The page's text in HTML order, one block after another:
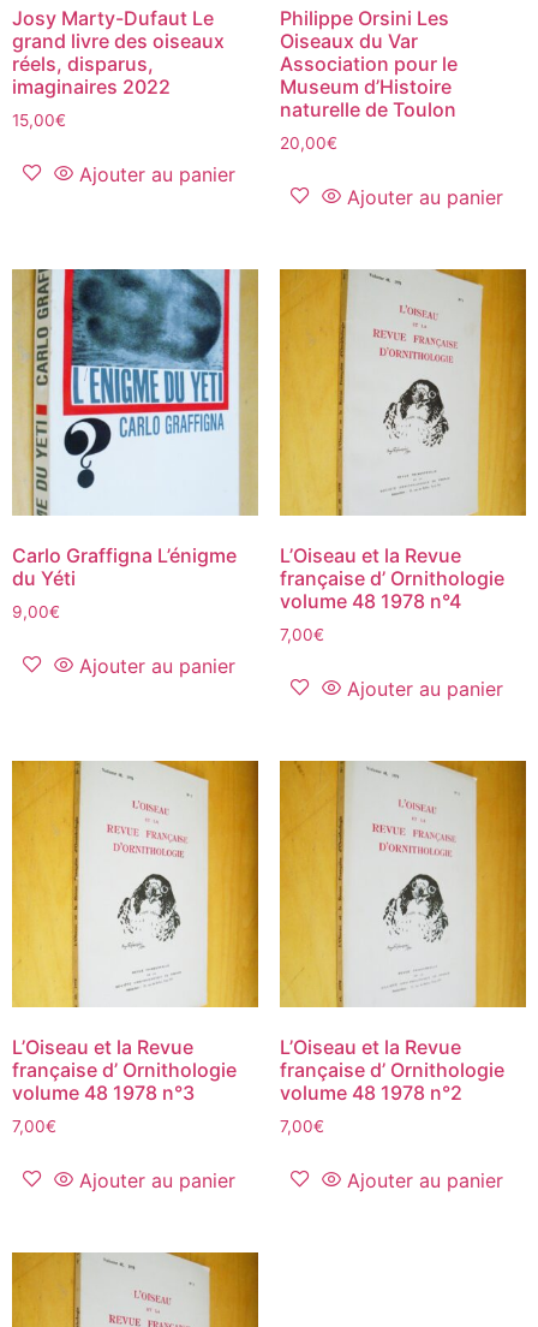
Josy Marty-Dufaut Le
grand livre des oiseaux
réels, disparus,
imaginaires 2022
15,00€
Ajouter au panier
Philippe Orsini Les
Oiseaux du Var
Association pour le
Museum d’Histoire
naturelle de Toulon
20,00€
Ajouter au panier
Carlo Graffigna L’énigme
du Yéti
9,00€
Ajouter au panier
L’Oiseau et la Revue
française d’ Ornithologie
volume 48 1978 n°4
7,00€
Ajouter au panier
L’Oiseau et la Revue
française d’ Ornithologie
volume 48 1978 n°3
7,00€
Ajouter au panier
L’Oiseau et la Revue
française d’ Ornithologie
volume 48 1978 n°2
7,00€
Ajouter au panier